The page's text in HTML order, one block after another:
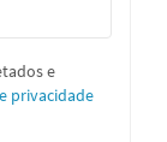
privacidade